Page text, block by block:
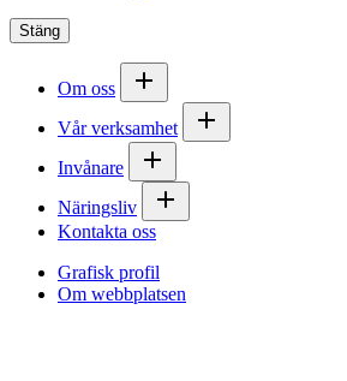
Stäng
Om oss
Vår verksamhet
Invånare
Näringsliv
Kontakta oss
Grafisk profil
Om webbplatsen